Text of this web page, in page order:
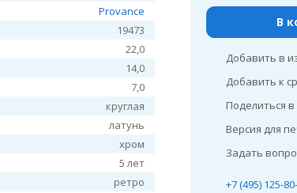
Provance
19473
22,0
14,0
7,0
круглая
латунь
хром
5 лет
ретро
В
Добавить в
Добавить к
Поделиться в
Версия для
Задать
+7 (495) 125-